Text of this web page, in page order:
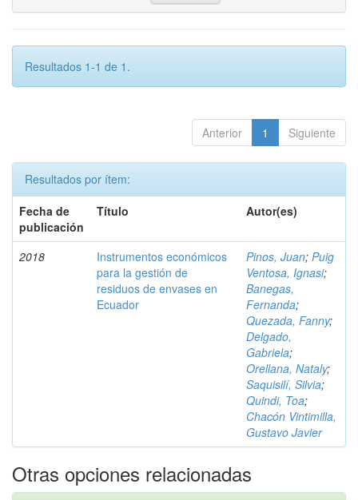
Resultados 1-1 de 1.
Anterior 1 Siguiente
Resultados por ítem:
Fecha de
publicación
Título Autor(es)
2018
Instrumentos económicos
para la gestión de
residuos de envases en
Ecuador
Pinos, Juan; Puig
Ventosa, Ignasi;
Banegas,
Fernanda;
Quezada, Fanny;
Delgado,
Gabriela;
Orellana, Nataly;
Saquisilí, Silvia;
Quindi, Toa;
Chacón Vintimilla,
Gustavo Javier
Otras opciones relacionadas